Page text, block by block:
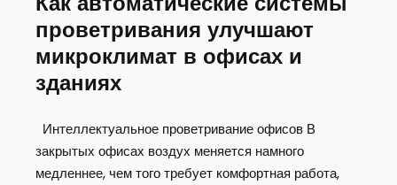
проветривания улучшают
микроклимат в офисах и
зданиях
Интеллектуальное проветривание офисов В
закрытых офисах воздух меняется намного
медленнее, чем того требует комфортная работа,